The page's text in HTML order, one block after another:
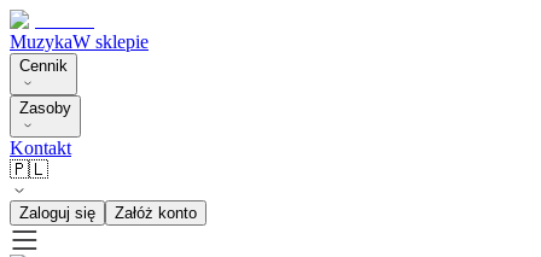
MuzykaW sklepie
Cennik
Zasoby
Kontakt
🇵🇱
Zaloguj się Załóż konto